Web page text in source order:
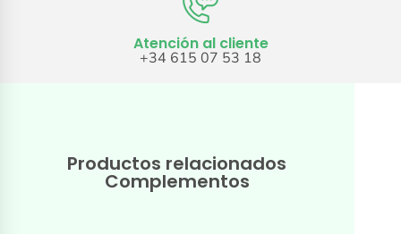
Atención al cliente
+34 615 07 53 18
Productos relacionados
Complementos